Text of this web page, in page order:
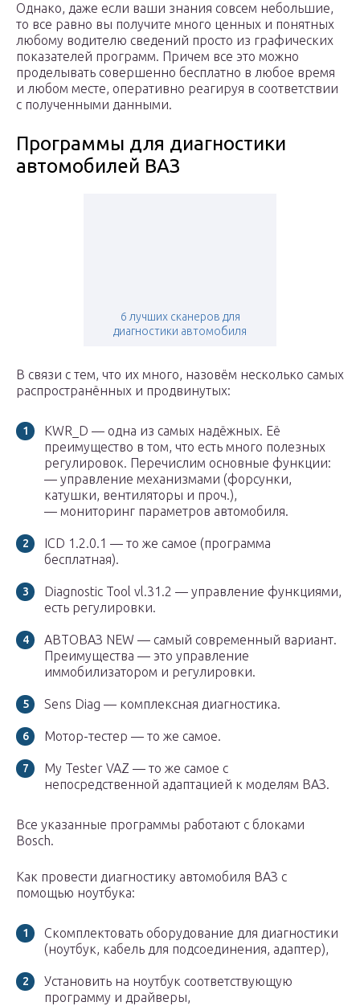
Однако, даже если ваши знания совсем небольшие,
то все равно вы получите много ценных и понятных
любому водителю сведений просто из графических
показателей программ. Причем все это можно
проделывать совершенно бесплатно в любое время
и любом месте, оперативно реагируя в соответствии
с полученными данными.
Программы для диагностики
автомобилей ВАЗ
6 лучших сканеров для
диагностики автомобиля
В связи с тем, что их много, назовём несколько самых
распространённых и продвинутых:
KWR_D — одна из самых надёжных. Её
преимущество в том, что есть много полезных
регулировок. Перечислим основные функции:
— управление механизмами (форсунки,
катушки, вентиляторы и проч.),
— мониторинг параметров автомобиля.
ICD 1.2.0.1 — то же самое (программа
бесплатная).
Diagnostic Tool vl.31.2 — управление функциями,
есть регулировки.
АВТОВАЗ NEW — самый современный вариант.
Преимущества — это управление
иммобилизатором и регулировки.
Sens Diag — комплексная диагностика.
Мотор-тестер — то же самое.
My Tester VAZ — то же самое с
непосредственной адаптацией к моделям ВАЗ.
Все указанные программы работают с блоками
Bosch.
Как провести диагностику автомобиля ВАЗ с
помощью ноутбука:
Скомплектовать оборудование для диагностики
(ноутбук, кабель для подсоединения, адаптер),
Установить на ноутбук соответствующую
программу и драйверы,